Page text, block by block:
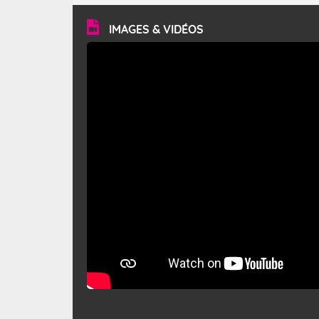
vitesse moyenne de 50 km/h et atteindre 80 à 100 km/h
en rafales, parfois davantage. Il parcourt la basse vallée
du Rhône et la Provence et envahit le littoral
méditerranéen à partir de la Camargue.
IMAGES & VIDÉOS